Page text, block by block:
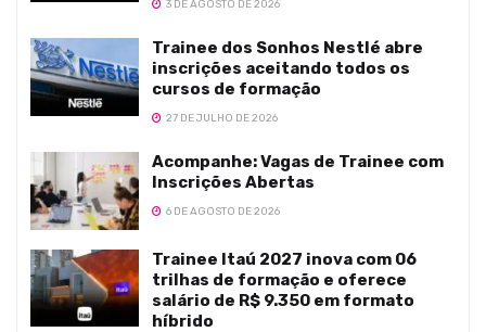
3 DE AGOSTO DE 2026
Trainee dos Sonhos Nestlé abre
inscrições aceitando todos os
cursos de formação
27 DE JULHO DE 2026
Acompanhe: Vagas de Trainee com
Inscrições Abertas
6 DE AGOSTO DE 2026
Trainee Itaú 2027 inova com 06
trilhas de formação e oferece
salário de R$ 9.350 em formato
híbrido